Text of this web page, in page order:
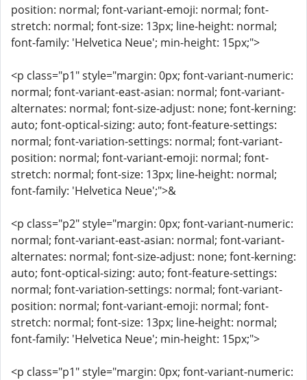
position: normal; font-variant-emoji: normal; font-
stretch: normal; font-size: 13px; line-height: normal;
font-family: 'Helvetica Neue'; min-height: 15px;">
<p class="p1" style="margin: 0px; font-variant-numeric:
normal; font-variant-east-asian: normal; font-variant-
alternates: normal; font-size-adjust: none; font-kerning:
auto; font-optical-sizing: auto; font-feature-settings:
normal; font-variation-settings: normal; font-variant-
position: normal; font-variant-emoji: normal; font-
stretch: normal; font-size: 13px; line-height: normal;
font-family: 'Helvetica Neue';">&
<p class="p2" style="margin: 0px; font-variant-numeric:
normal; font-variant-east-asian: normal; font-variant-
alternates: normal; font-size-adjust: none; font-kerning:
auto; font-optical-sizing: auto; font-feature-settings:
normal; font-variation-settings: normal; font-variant-
position: normal; font-variant-emoji: normal; font-
stretch: normal; font-size: 13px; line-height: normal;
font-family: 'Helvetica Neue'; min-height: 15px;">
<p class="p1" style="margin: 0px; font-variant-numeric: